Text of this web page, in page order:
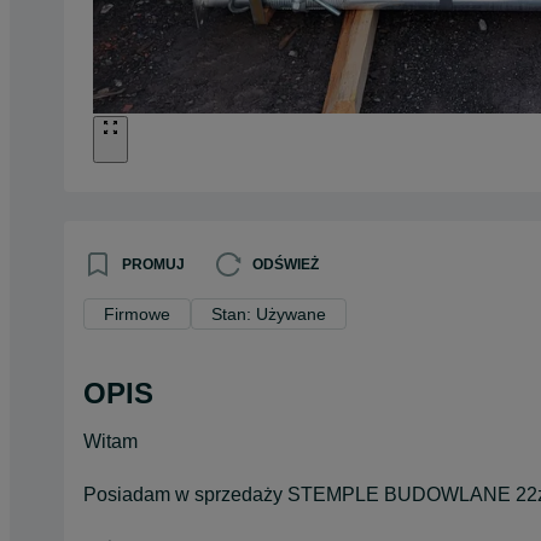
PROMUJ ODŚWIEŻ
Firmowe Stan: Używane
OPIS
Witam
Posiadam w sprzedaży STEMPLE BUDOWLANE